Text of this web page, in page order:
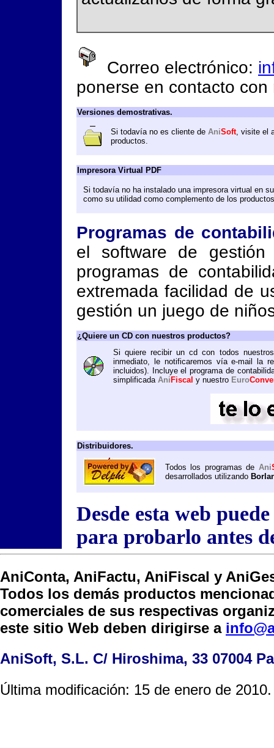
Correo electrónico:
ponerse en contacto con
Versiones demostrativas.
Si todavía no es cliente de AniSoft, visite el
productos.
Impresora Virtual PDF
Si todavía no ha instalado una impresora virtual en
como su utilidad como complemento de los
Programas de
el software de
programas de
extremada facilidad de
gestión un juego de
¿Quiere un CD con nuestros productos?
Si quiere recibir un cd con todos
inmediato, le notificaremos vía e-mail la
incluidos). Incluye el programa de
simplificada Ani Fiscal y nuestro Euro
Distribuidores.
Todos los programas de Ani
desarrollados utilizando
Desde esta web
para probarlo antes
AniConta, AniFactu, AniFiscal y
Todos los demás productos
comerciales de sus respectivas
este sitio Web deben dirigirse a
AniSoft, S.L. C/ Hiroshima, 33 07004
Última modificación: 15 de enero de